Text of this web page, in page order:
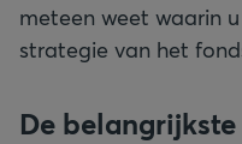
meteen weet waarin
strategie van het
De